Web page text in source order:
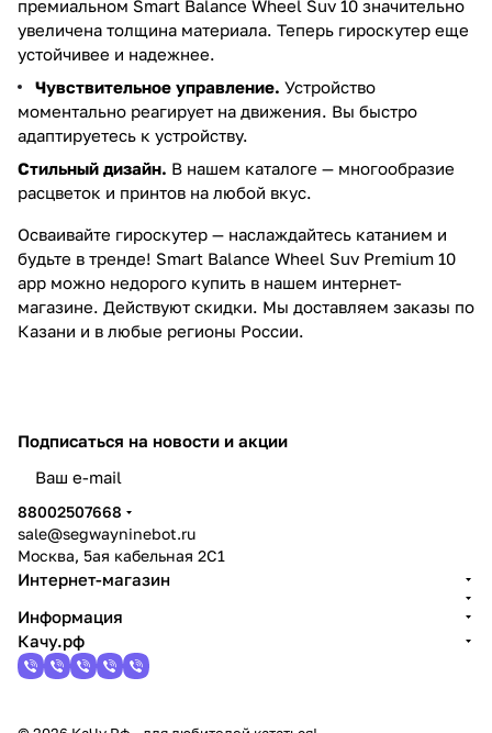
премиальном Smart Balance Wheel Suv 10 значительно
увеличена толщина материала. Теперь гироскутер еще
устойчивее и надежнее.
Чувствительное управление. Устройство
моментально реагирует на движения. Вы быстро
адаптируетесь к устройству.
Стильный дизайн. В нашем каталоге — многообразие
расцветок и принтов на любой вкус.
Осваивайте гироскутер — наслаждайтесь катанием и
будьте в тренде! Smart Balance Wheel Suv Premium 10
app можно недорого купить в нашем интернет-
магазине. Действуют скидки. Мы доставляем заказы по
Казани и в любые регионы России.
Подписаться на новости и акции
88002507668
sale@segwayninebot.ru
Москва, 5ая кабельная 2С1
Интернет-магазин
Информация
Качу.рф